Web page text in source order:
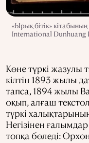
«Ырық бітік»
International Dunhuang
Көне түркі жазулы
кілтін 1893 жылы
тапса, 1894 жылы
оқып, алғаш
түркі
Негізінен
топқа бөледі: